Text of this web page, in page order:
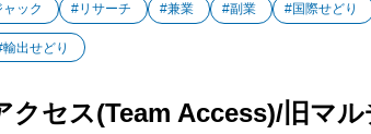
ック #リサーチ #兼業 #副業 #国際せどり
輸出せどり
クセス(Team Access)/旧マ